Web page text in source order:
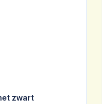
zwart